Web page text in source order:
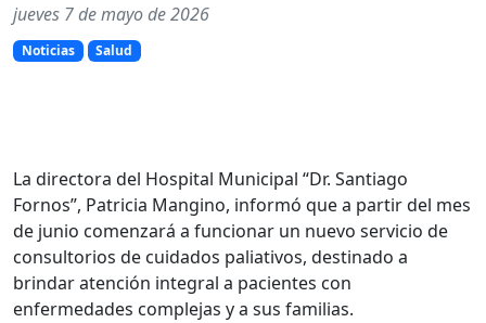
jueves 7 de mayo de 2026
Noticias Salud
La directora del Hospital Municipal “Dr. Santiago
Fornos”, Patricia Mangino, informó que a partir del mes
de junio comenzará a funcionar un nuevo servicio de
consultorios de cuidados paliativos, destinado a
brindar atención integral a pacientes con
enfermedades complejas y a sus familias.